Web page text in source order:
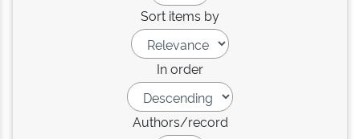
Sort items by
In order
Authors/record